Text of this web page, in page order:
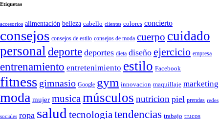
Etiquetas
accesorios alimentación belleza cabello clientes colores concierto
consejos consejos de estilo consejos de moda cuerpo cuidado
personal deporte deportes dieta diseño ejercicio empresa
entrenamiento entretenimiento estilo Facebook
fitness gimnasio Google gym innovacion maquillaje marketing
moda mujer musica músculos nutricion piel prendas redes
sociales ropa salud tecnologia tendencias trabajo trucos